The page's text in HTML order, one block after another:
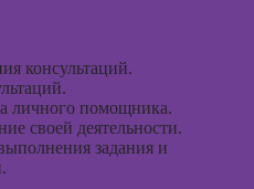
консультаций.
личного помощника.
своей деятельности.
задания и